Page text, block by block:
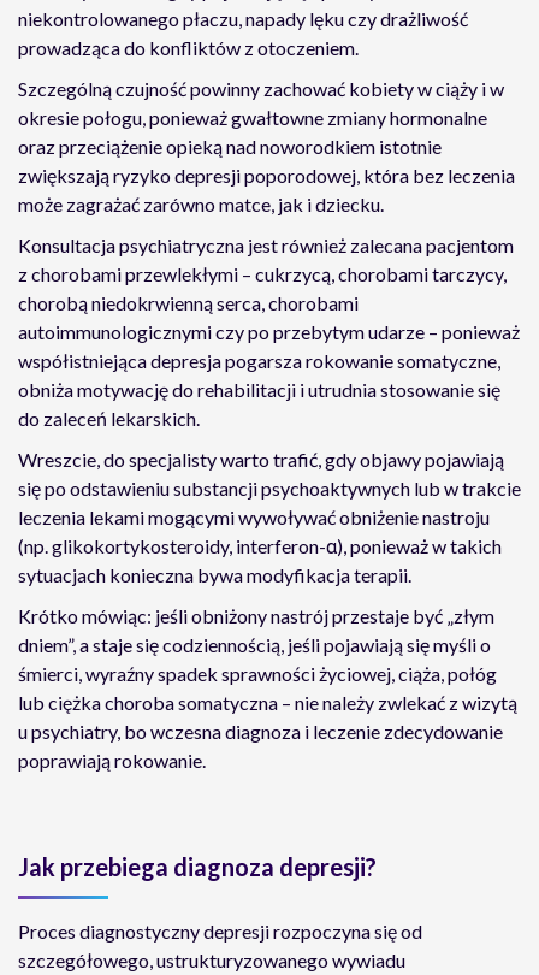
niekontrolowanego płaczu, napady lęku czy drażliwość
prowadząca do konfliktów z otoczeniem.
Szczególną czujność powinny zachować kobiety w ciąży i w
okresie połogu, ponieważ gwałtowne zmiany hormonalne
oraz przeciążenie opieką nad noworodkiem istotnie
zwiększają ryzyko depresji poporodowej, która bez leczenia
może zagrażać zarówno matce, jak i dziecku.
Konsultacja psychiatryczna jest również zalecana pacjentom
z chorobami przewlekłymi – cukrzycą, chorobami tarczycy,
chorobą niedokrwienną serca, chorobami
autoimmunologicznymi czy po przebytym udarze – ponieważ
współistniejąca depresja pogarsza rokowanie somatyczne,
obniża motywację do rehabilitacji i utrudnia stosowanie się
do zaleceń lekarskich.
Wreszcie, do specjalisty warto trafić, gdy objawy pojawiają
się po odstawieniu substancji psychoaktywnych lub w trakcie
leczenia lekami mogącymi wywoływać obniżenie nastroju
(np. glikokortykosteroidy, interferon-α), ponieważ w takich
sytuacjach konieczna bywa modyfikacja terapii.
Krótko mówiąc: jeśli obniżony nastrój przestaje być „złym
dniem”, a staje się codziennością, jeśli pojawiają się myśli o
śmierci, wyraźny spadek sprawności życiowej, ciąża, połóg
lub ciężka choroba somatyczna – nie należy zwlekać z wizytą
u psychiatry, bo wczesna diagnoza i leczenie zdecydowanie
poprawiają rokowanie.
Jak przebiega diagnoza depresji?
Proces diagnostyczny depresji rozpoczyna się od
szczegółowego, ustrukturyzowanego wywiadu